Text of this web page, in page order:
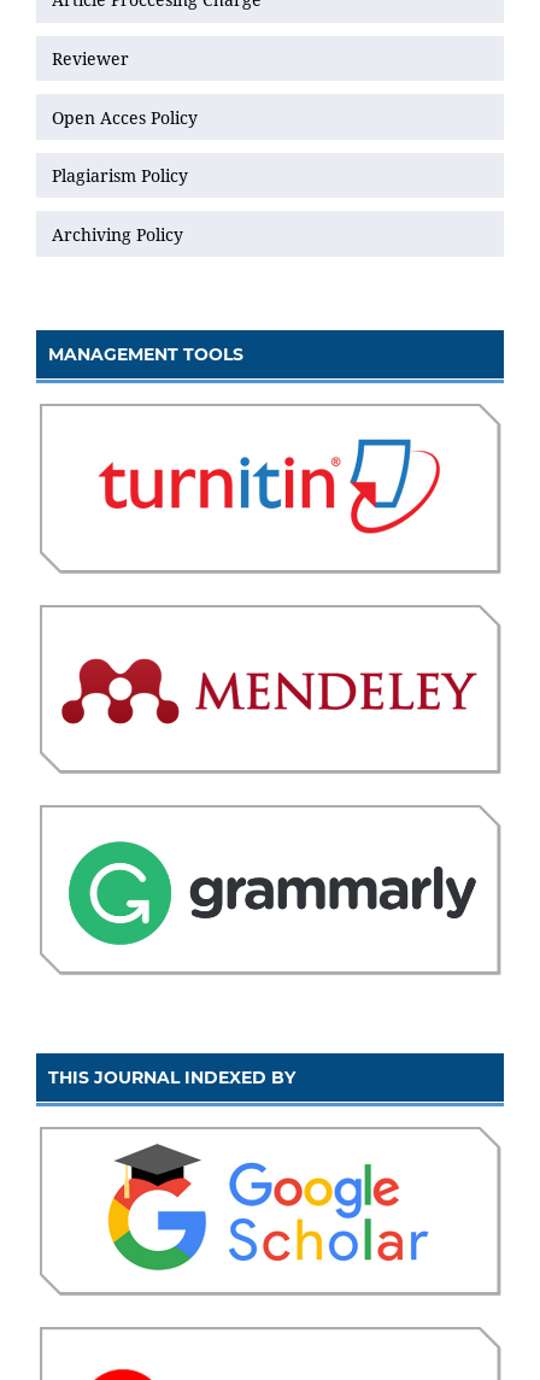
Reviewer
Open Acces Policy
Plagiarism Policy
Archiving Policy
MANAGEMENT TOOLS
THIS JOURNAL INDEXED BY